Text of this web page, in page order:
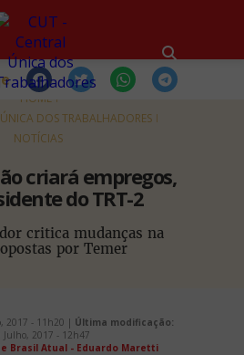
HOME
DOS TRABALHADORES
NOTÍCIAS
criará empregos,
do TRT-2
critica mudanças na
por Temer
2017 - 11h20 | Última modificação:
Julho, 2017 - 12h47
Brasil Atual - Eduardo Maretti